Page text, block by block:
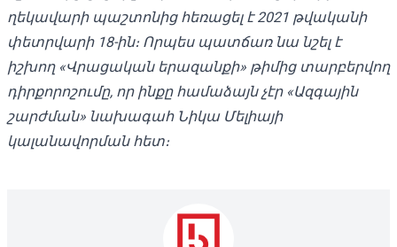
ղեկավարի պաշտոնից հեռացել է 2021 թվականի
փետրվարի 18-ին։ Որպես պատճառ նա նշել է
իշխող «Վրացական երազանքի» թիմից տարբերվող
դիրքորոշումը, որ ինքը համաձայն չէր «Ազգային
շարժման» նախագահ Նիկա Մելիայի
կալանավորման հետ։